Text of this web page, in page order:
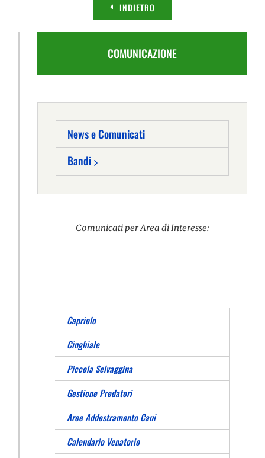
INDIETRO
COMUNICAZIONE
News e Comunicati
Bandi
Comunicati per Area di Interesse:
Capriolo
Cinghiale
Piccola Selvaggina
Gestione Predatori
Aree Addestramento Cani
Calendario Venatorio